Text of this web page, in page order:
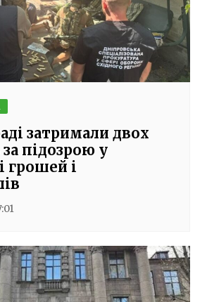
затримали двох
за підозрою у
грошей і